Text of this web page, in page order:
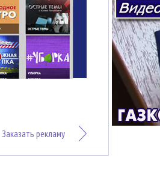
Заказать рекламу